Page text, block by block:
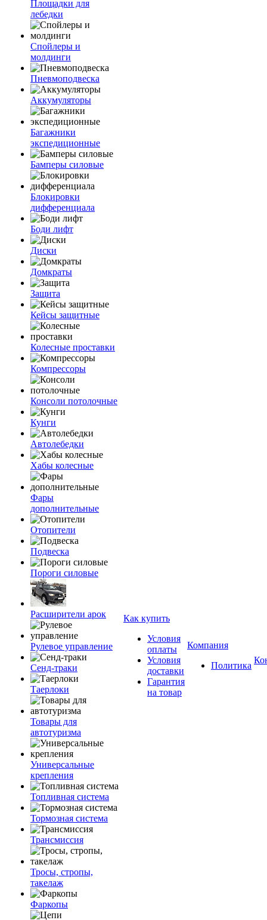
Площадки для
лебедки
Спойлеры и
молдинги
Пневмоподвеска
Аккумуляторы
Багажники
экспедиционные
Бамперы силовые
Блокировки
дифференциала
Боди лифт
Диски
Домкраты
Защита
Кейсы защитные
Колесные проставки
Компрессоры
Консоли потолочные
Кунги
Автолебедки
Хабы колесные
Фары
дополнительные
Отопители
Подвеска
Пороги силовые
Расширители арок
Рулевое управление
Сенд-траки
Таерлоки
Товары для
автотуризма
Универсальные
крепления
Топливная система
Тормозная система
Трансмиссия
Тросы, стропы,
такелаж
Фаркопы
Как купить
Условия
оплаты
Условия
доставки
Гарантия
на товар
Компания
Политика